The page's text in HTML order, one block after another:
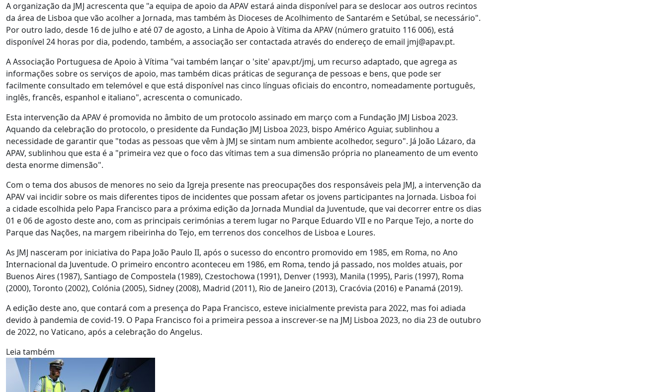
A organização da JMJ acrescenta que "a equipa de apoio da APAV estará ainda disponível para se deslocar aos outros recintos
da área de Lisboa que vão acolher a Jornada, mas também às Dioceses de Acolhimento de Santarém e Setúbal, se necessário".
Por outro lado, desde 16 de julho e até 07 de agosto, a Linha de Apoio à Vítima da APAV (número gratuito 116 006), está
disponível 24 horas por dia, podendo, também, a associação ser contactada através do endereço de email jmj@apav.pt.
A Associação Portuguesa de Apoio à Vítima "vai também lançar o 'site' apav.pt/jmj, um recurso adaptado, que agrega as
informações sobre os serviços de apoio, mas também dicas práticas de segurança de pessoas e bens, que pode ser
facilmente consultado em telemóvel e que está disponível nas cinco línguas oficiais do encontro, nomeadamente português,
inglês, francês, espanhol e italiano", acrescenta o comunicado.
Esta intervenção da APAV é promovida no âmbito de um protocolo assinado em março com a Fundação JMJ Lisboa 2023.
Aquando da celebração do protocolo, o presidente da Fundação JMJ Lisboa 2023, bispo Américo Aguiar, sublinhou a
necessidade de garantir que "todas as pessoas que vêm à JMJ se sintam num ambiente acolhedor, seguro". Já João Lázaro, da
APAV, sublinhou que esta é a "primeira vez que o foco das vítimas tem a sua dimensão própria no planeamento de um evento
desta enorme dimensão".
Com o tema dos abusos de menores no seio da Igreja presente nas preocupações dos responsáveis pela JMJ, a intervenção da
APAV vai incidir sobre os mais diferentes tipos de incidentes que possam afetar os jovens participantes na Jornada. Lisboa foi
a cidade escolhida pelo Papa Francisco para a próxima edição da Jornada Mundial da Juventude, que vai decorrer entre os dias
01 e 06 de agosto deste ano, com as principais cerimónias a terem lugar no Parque Eduardo VII e no Parque Tejo, a norte do
Parque das Nações, na margem ribeirinha do Tejo, em terrenos dos concelhos de Lisboa e Loures.
As JMJ nasceram por iniciativa do Papa João Paulo II, após o sucesso do encontro promovido em 1985, em Roma, no Ano
Internacional da Juventude. O primeiro encontro aconteceu em 1986, em Roma, tendo já passado, nos moldes atuais, por
Buenos Aires (1987), Santiago de Compostela (1989), Czestochowa (1991), Denver (1993), Manila (1995), Paris (1997), Roma
(2000), Toronto (2002), Colónia (2005), Sidney (2008), Madrid (2011), Rio de Janeiro (2013), Cracóvia (2016) e Panamá (2019).
A edição deste ano, que contará com a presença do Papa Francisco, esteve inicialmente prevista para 2022, mas foi adiada
devido à pandemia de covid-19. O Papa Francisco foi a primeira pessoa a inscrever-se na JMJ Lisboa 2023, no dia 23 de outubro
de 2022, no Vaticano, após a celebração do Angelus.
Leia também